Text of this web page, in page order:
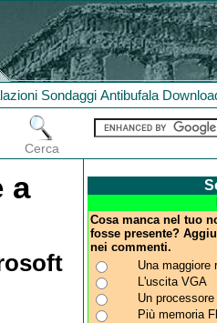
Sondaggi Antibufala
Cerca
a
Cosa manca nel tuo
fosse presente?
nei commenti.
Una maggiore
L'uscita VGA
Un
Più memoria